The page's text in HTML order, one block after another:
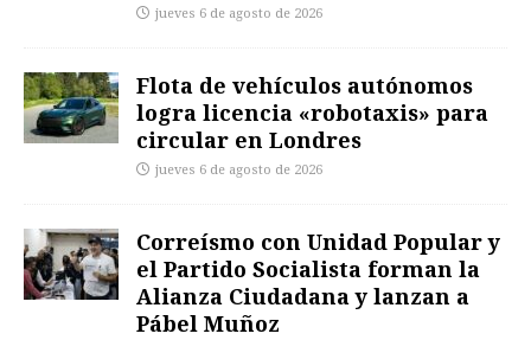
jueves 6 de agosto de 2026
Flota de vehículos autónomos
logra licencia «robotaxis» para
circular en Londres
jueves 6 de agosto de 2026
Correísmo con Unidad Popular y
el Partido Socialista forman la
Alianza Ciudadana y lanzan a
Pábel Muñoz